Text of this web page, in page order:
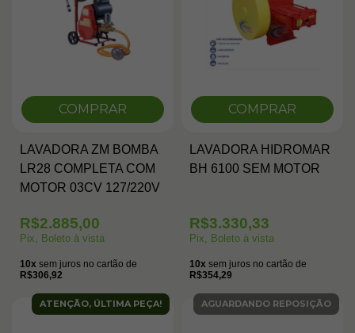
COMPRAR
LAVADORA ZM BOMBA
LR28 COMPLETA COM
MOTOR 03CV 127/220V
R$2.885,00
Pix, Boleto à vista
10x sem juros no cartão de
R$306,92
COMPRAR
LAVADORA HIDROMAR
BH 6100 SEM MOTOR
R$3.330,33
Pix, Boleto à vista
10x sem juros no cartão de
R$354,29
ATENÇÃO, ÚLTIMA PEÇA! AGUARDANDO REPOSIÇÃO